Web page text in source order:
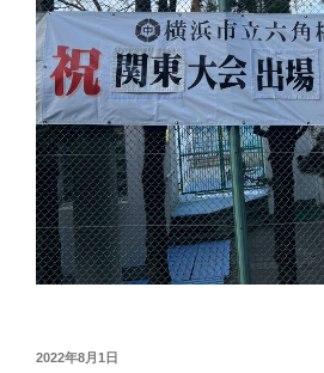
投
2022年8月1日